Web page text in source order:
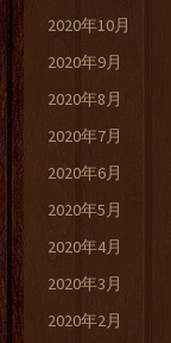
2020年10月
2020年9月
2020年8月
2020年7月
2020年6月
2020年5月
2020年4月
2020年3月
2020年2月